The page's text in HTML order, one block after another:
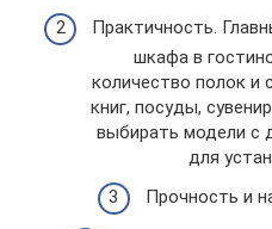
Практичность.
шкафа в
количество полок и
книг, посуды,
выбирать модели с
для
Прочность и